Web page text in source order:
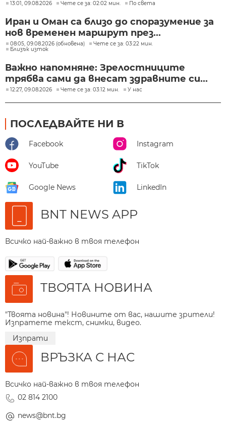
13:01, 09.08.2026 Чете се за: 02:02 мин. По света
Иран и Оман са близо до споразумение за
нов временен маршрут през...
08:05, 09.08.2026 (обновена)
Чете се за: 03:22 мин.
Близък изток
Важно напомняне: Зрелостниците
трябва сами да внесат здравните си...
12:27, 09.08.2026 Чете се за: 03:12 мин. У нас
ПОСЛЕДВАЙТЕ НИ В
Facebook Instagram
YouTube TikTok
Google News LinkedIn
BNT NEWS APP
Всичко най-важно в твоя телефон
ТВОЯТА НОВИНА
"Твоята новина"! Новините от вас, нашите зрители!
Изпратете текст, снимки, видео.
Изпрати
ВРЪЗКА С НАС
Всичко най-важно в твоя телефон
02 814 2100
news@bnt.bg